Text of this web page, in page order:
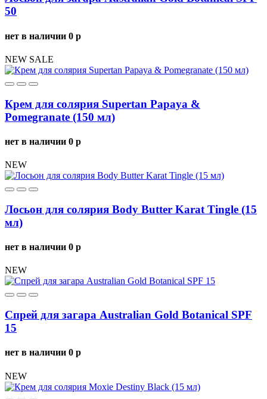
50
нет в наличии 0 p
NEW SALE
Крем для солярия Supertan Papaya &
Pomegranate (150 мл)
нет в наличии 0 p
NEW
Лосьон для солярия Body Butter Karat Tingle (15
мл)
нет в наличии 0 p
NEW
Спрей для загара Australian Gold Botanical SPF
15
нет в наличии 0 p
NEW